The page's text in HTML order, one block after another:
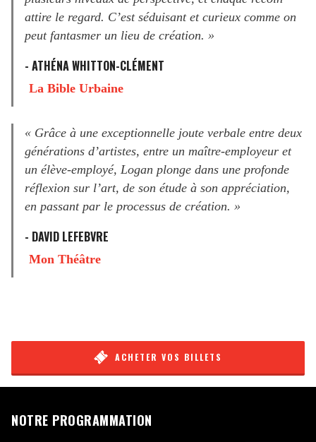
attire le regard. C’est séduisant et curieux comme on
peut fantasmer un lieu de création. »
- ATHÉNA WHITTON-CLÉMENT
La Bible Urbaine
« Grâce à une exceptionnelle joute verbale entre deux
générations d’artistes, entre un maître-employeur et
un élève-employé, Logan plonge dans une profonde
réflexion sur l’art, de son étude à son appréciation,
en passant par le processus de création. »
- DAVID LEFEBVRE
Mon Théâtre
ACHETER VOS BILLETS
NOTRE PROGRAMMATION